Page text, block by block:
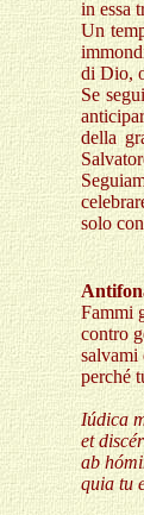
in essa
Un
di Dio,
Se
della
solo
Fammi
contro
salvami
perché
Iúdica
et
ab
quia tu